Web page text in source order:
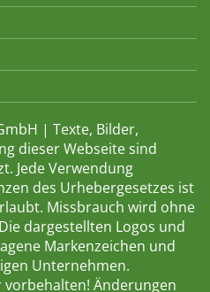
| Texte, Bilder,
dieser Webseite sind
Jede Verwendung
des Urhebergesetzes ist
Missbrauch wird ohne
dargestellten Logos und
Markenzeichen und
Unternehmen.
Änderungen